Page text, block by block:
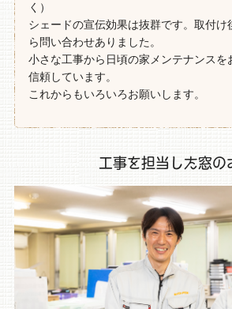
く）
シェードの宣伝効果は抜群です。取付け
ら問い合わせありました。
小さな工事から日頃の家メンテナンスを
信頼しています。
これからもいろいろお願いします。
工事を担当した窓の